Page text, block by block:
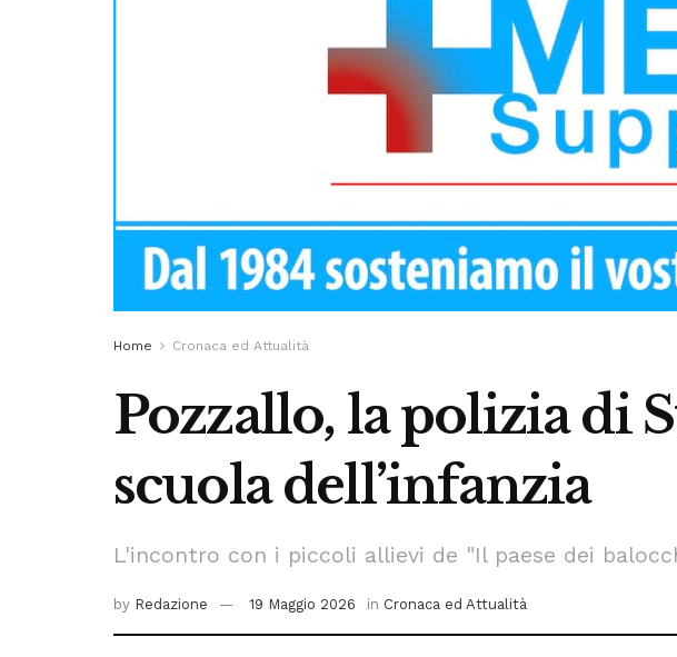
Home Cronaca ed Attualità
Pozzallo, la polizia di
scuola dell’infanzia
L'incontro con i piccoli allievi de "Il paese dei
by Redazione 19 Maggio 2026 in Cronaca ed Attualità